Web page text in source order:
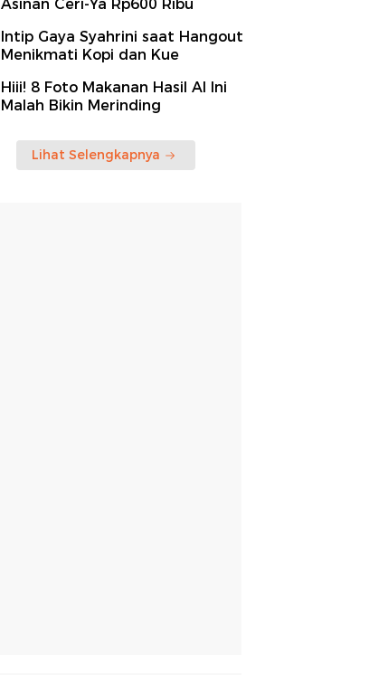
Asinan Ceri-Ya Rp600 Ribu
Intip Gaya Syahrini saat Hangout
Menikmati Kopi dan Kue
Hiii! 8 Foto Makanan Hasil AI Ini
Malah Bikin Merinding
Lihat Selengkapnya